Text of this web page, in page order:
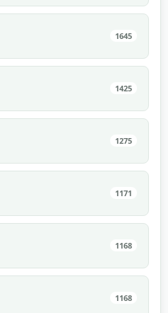
1645
1425
1275
1171
1168
1168